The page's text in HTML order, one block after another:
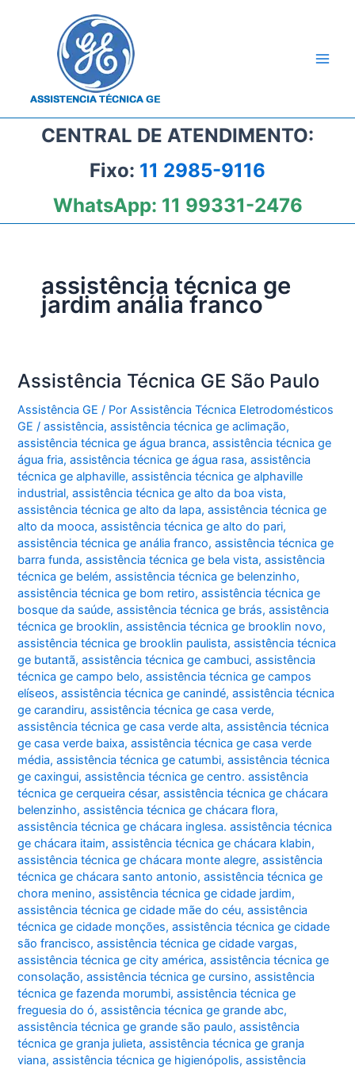
CENTRAL DE ATENDIMENTO:
Fixo: 11 2985-9116
WhatsApp: 11 99331-2476
assistência técnica ge
jardim anália franco
Assistência Técnica GE São Paulo
Assistência GE / PorAssistência Técnica Eletrodomésticos
GE/assistência,assistência técnica ge aclimação,
assistência técnica ge água branca,assistência técnica ge
água fria,assistência técnica ge água rasa,assistência
técnica ge alphaville,assistência técnica ge alphaville
industrial,assistência técnica ge alto da boa vista,
assistência técnica ge alto da lapa,assistência técnica ge
alto da mooca,assistência técnica ge alto do pari,
assistência técnica ge anália franco,assistência técnica ge
barra funda,assistência técnica ge bela vista,assistência
técnica ge belém,assistência técnica ge belenzinho,
assistência técnica ge bom retiro,assistência técnica ge
bosque da saúde,assistência técnica ge brás,assistência
técnica ge brooklin,assistência técnica ge brooklin novo,
assistência técnica ge brooklin paulista,assistência técnica
ge butantã,assistência técnica ge cambuci,assistência
técnica ge campo belo,assistência técnica ge campos
elíseos,assistência técnica ge canindé,assistência técnica
ge carandiru,assistência técnica ge casa verde,
assistência técnica ge casa verde alta,assistência técnica
ge casa verde baixa,assistência técnica ge casa verde
média,assistência técnica ge catumbi,assistência técnica
ge caxingui,assistência técnica ge centro. assistência
técnica ge cerqueira césar,assistência técnica ge chácara
belenzinho,assistência técnica ge chácara flora,
assistência técnica ge chácara inglesa. assistência técnica
ge chácara itaim,assistência técnica ge chácara klabin,
assistência técnica ge chácara monte alegre,assistência
técnica ge chácara santo antonio,assistência técnica ge
chora menino,assistência técnica ge cidade jardim,
assistência técnica ge cidade mãe do céu,assistência
técnica ge cidade monções,assistência técnica ge cidade
são francisco,assistência técnica ge cidade vargas,
assistência técnica ge city américa,assistência técnica ge
consolação,assistência técnica ge cursino,assistência
técnica ge fazenda morumbi,assistência técnica ge
freguesia do ó,assistência técnica ge grande abc,
assistência técnica ge grande são paulo,assistência
técnica ge granja julieta,assistência técnica ge granja
viana,assistência técnica ge higienópolis,assistência